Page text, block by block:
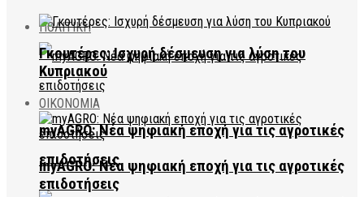
ΠΟΛΙΤΙΚΗ
myAGRO: Νέα ψηφιακή εποχή για τις αγροτικές
επιδοτήσεις
Γκουτέρες: Ισχυρή δέσμευση για λύση του
Κυπριακού
ΟΙΚΟΝΟΜΙΑ
myAGRO: Νέα ψηφιακή εποχή για τις αγροτικές
επιδοτήσεις